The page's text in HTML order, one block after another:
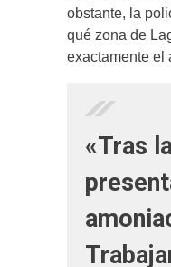
obstante, la
qué zona de
exactamente el
«Tras